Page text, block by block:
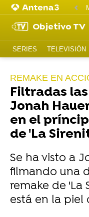
Objetivo TV
SERIES TELEVISIÓN
REMAKE EN
Filtradas
Jonah
en el
de 'La
Se ha visto a
filmando una
remake de 'La
está en la piel